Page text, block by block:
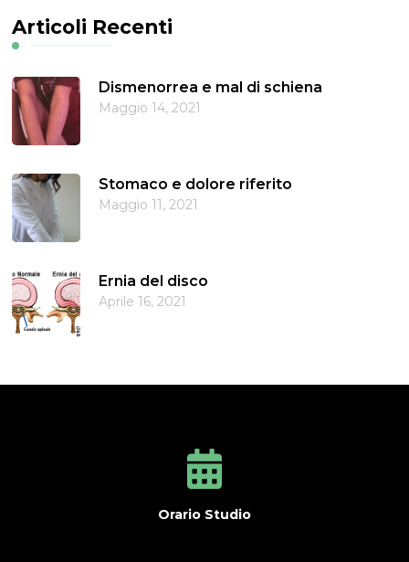
Articoli Recenti
Dismenorrea e mal di schiena
Maggio 14, 2021
Stomaco e dolore riferito
Maggio 11, 2021
Ernia del disco
Aprile 16, 2021
Orario Studio